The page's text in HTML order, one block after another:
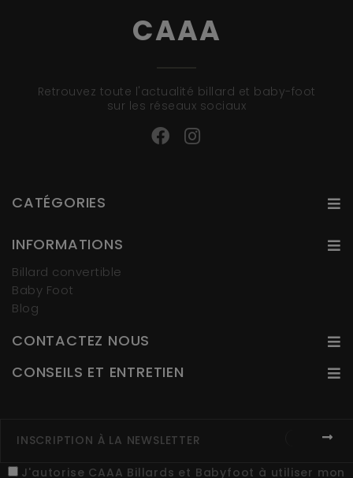
CAAA
Retrouvez toute l'actualité billard et baby-foot
sur les réseaux sociaux
CATÉGORIES
INFORMATIONS
Billard convertible
Baby Foot
Blog
CONTACTEZ NOUS
CONSEILS ET ENTRETIEN
J'autorise CAAA Billards et Babyfoot à utiliser mon